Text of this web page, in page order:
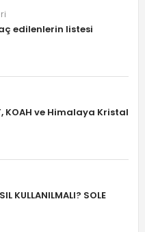
edilenlerin listesi
KOAH ve Himalaya Kristal
KULLANILMALI? SOLE